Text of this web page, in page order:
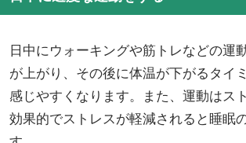
日中にウォーキングや筋トレなどの運
が上がり、その後に体温が下がるタイ
感じやすくなります。また、運動はス
効果的でストレスが軽減されると睡眠